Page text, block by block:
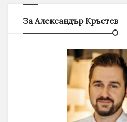
За Александър Кръстев